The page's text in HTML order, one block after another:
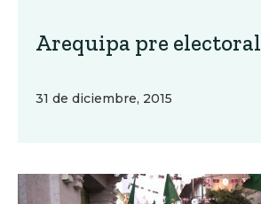
Arequipa pre electoral
31 de diciembre, 2015